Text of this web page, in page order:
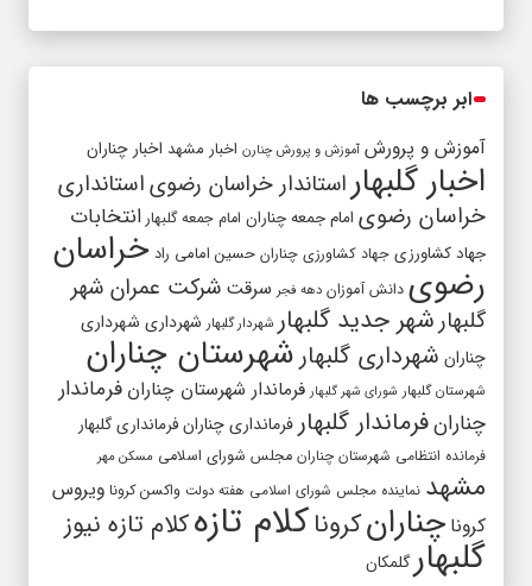
ابر برچسب ها
آموزش و پرورش آموزش و پرورش چنارن اخبار مشهد اخبار چناران
اخبار گلبهار استاندار خراسان رضویاستانداری
خراسان رضوی امام جمعه چناران امام جمعه گلبهار انتخابات
جهاد کشاورزی جهاد کشاورزی چناران حسین امامی راد خراسان
رضوی دانش آموزان دهه فجر سرقت شرکت عمران شهر
گلبهار شهر جدید گلبهار شهردار گلبهار شهرداری شهرداری
چناران شهرداری گلبهار شهرستان چناران
شهرستان گلبهار شورای شهر گلبهار فرماندار شهرستان چناران فرماندار
چنارانفرماندار گلبهار فرمانداری چنارانفرمانداری گلبهار
فرمانده انتظامی شهرستان چناران مجلس شورای اسلامی مسکن مهر
مشهد نماینده مجلس شورای اسلامی هفته دولت واکسن کرونا ویروس
کرونا چنارانکروناکلام تازهکلام تازه نیوز
گلبهار گلمکان